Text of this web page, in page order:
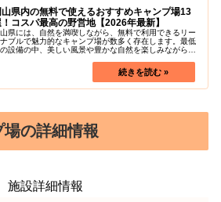
山県内の無料で使えるおすすめキャンプ場13
コスパ最高の野営地【2026年最新】
県には、自然を満喫しながら、無料で利用できるリー
ブルで魅力的なキャンプ場が数多く存在します。最低
設備の中、美しい風景や豊かな自然を楽しみながら、
、無料開放されている岡山県内の無...
場の詳細情報
施設詳細情報